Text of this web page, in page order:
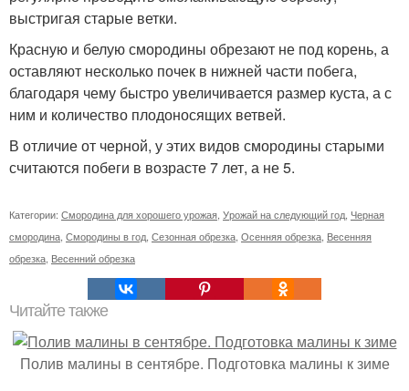
выстригая старые ветки.
Красную и белую смородины обрезают не под корень, а
оставляют несколько почек в нижней части побега,
благодаря чему быстро увеличивается размер куста, а с
ним и количество плодоносящих ветвей.
В отличие от черной, у этих видов смородины старыми
считаются побеги в возрасте 7 лет, а не 5.
Категории: Смородина для хорошего урожая Урожай на следующий год Черная
смородина Смородины в год Сезонная обрезка Осенняя обрезка Весенняя
обрезка Весенний обрезка
Читайте также
Полив малины в сентябре. Подготовка малины к зиме